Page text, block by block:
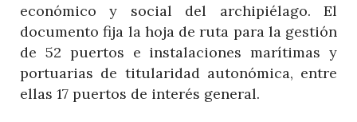
económico y social del archipiélago. El
documento fija la hoja de ruta para la gestión
de 52 puertos e instalaciones marítimas y
portuarias de titularidad autonómica, entre
ellas 17 puertos de interés general.